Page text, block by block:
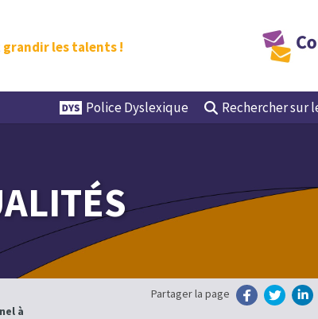
grandir les talents !
Police Dyslexique Recherchersur
à
Partager la page